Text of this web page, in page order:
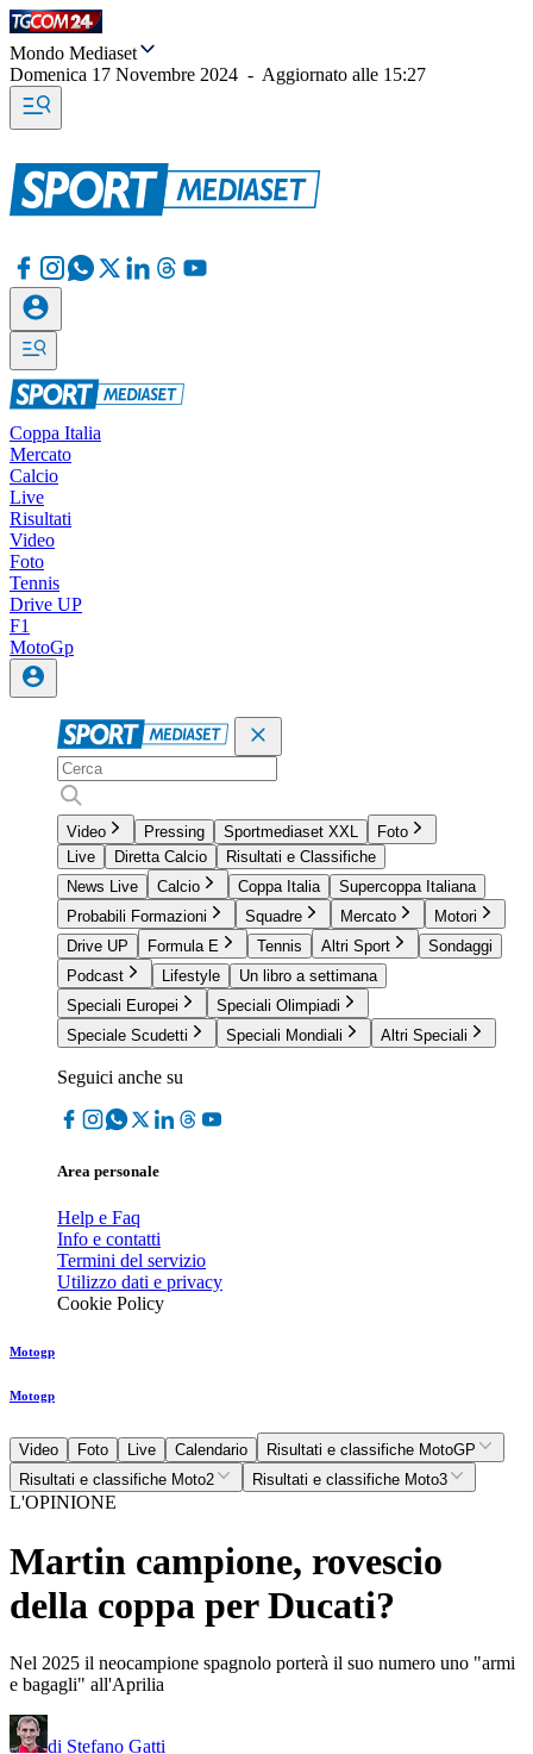
Mondo Mediaset
Domenica 17 Novembre 2024 - Aggiornato alle 15:27
Coppa Italia
Mercato
Calcio
Live
Risultati
Video
Foto
Tennis
Drive UP
F1
MotoGp
Video Pressing Sportmediaset XXL
Foto
Live
Diretta Calcio
Risultati e Classifiche
News Live
Calcio Coppa Italia
Supercoppa Italiana
Probabili Formazioni
Squadre Mercato
Motori
Drive UP
Formula E Tennis Altri Sport
Sondaggi
Podcast
Lifestyle
Un libro a settimana
Speciali Europei
Speciali Olimpiadi
Speciale Scudetti
Speciali Mondiali Altri Speciali
Seguici anche su
Area personale
Help e Faq
Info e contatti
Termini del servizio
Utilizzo dati e privacy
Cookie Policy
Motogp
Motogp
Video Foto Live Calendario
Risultati e classifiche MotoGP
Risultati e classifiche Moto2
Risultati e classifiche Moto3
L'OPINIONE
Martin campione, rovescio
della coppa per Ducati?
Nel 2025 il neocampione spagnolo porterà il suo numero uno "armi
e bagagli" all'Aprilia
di Stefano Gatti